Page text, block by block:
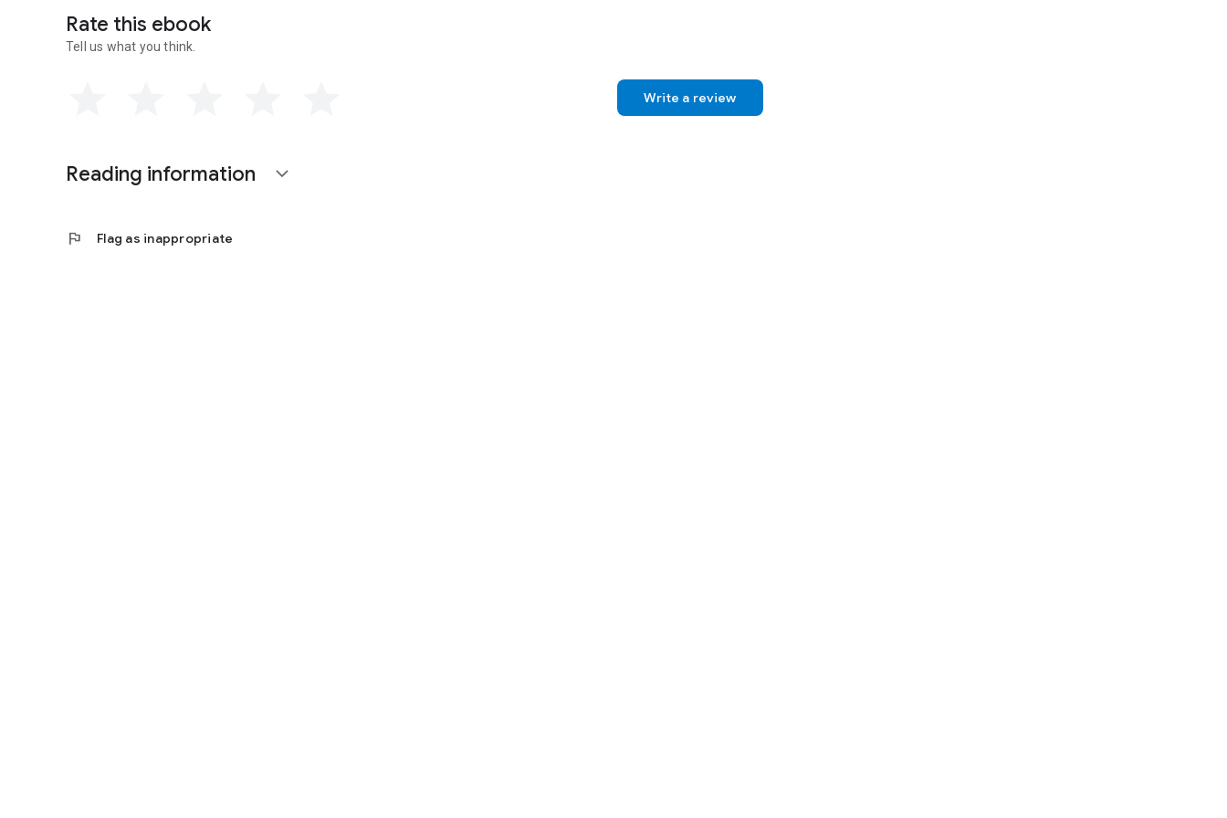
Rate this ebook
Tell us what you think.
Write a review
Reading information expand_more
flag Flag as inappropriate